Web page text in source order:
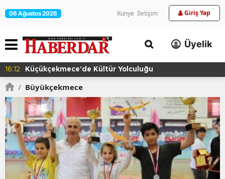
06 Ağustos 2026 Künye İletişim Giriş Yap
Üyelik
16:09
Başkan Vekili Yalçın Ekici, Birlikte Dayanışma
/ Büyükçekmece